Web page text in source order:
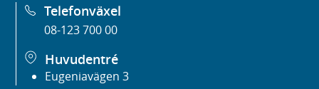
Telefonväxel
08-123 700 00
Huvudentré
Eugeniavägen 3